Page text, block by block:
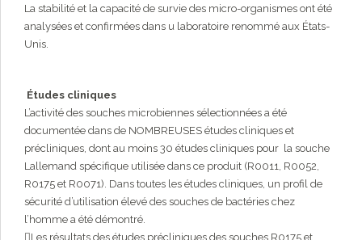
La stabilité et la capacité de survie des micro-organismes ont été
analysées et confirmées dans u laboratoire renommé aux États-
Unis.
Études cliniques
L’activité des souches microbiennes sélectionnées a été
documentée dans de NOMBREUSES études cliniques et
précliniques, dont au moins 30 études cliniques pour la souche
Lallemand spécifique utilisée dans ce produit (R0011, R0052,
R0175 et R0071). Dans toutes les études cliniques, un profil de
sécurité d’utilisation élevé des souches de bactéries chez
l’homme a été démontré.
Les résultats des études précliniques des souches R0175 et